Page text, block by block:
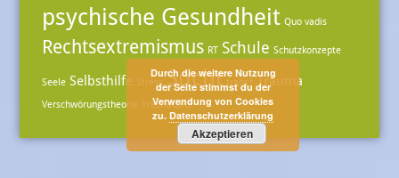
psychische Gesundheit Quo vadis
Rechtsextremismus RT Schule Schutzkonzepte
Seele Selbsthilfe Stress Sucht trans* Trauma
Verschwörungstheorie Westlausitz
Durch die weitere Nutzung
der Seite stimmst du der
Verwendung von Cookies
zu. Datenschutzerklärung
Akzeptieren